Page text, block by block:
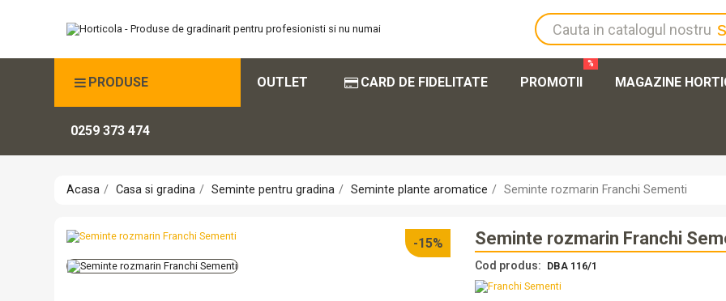
PRODUSE OUTLET CARD DE FIDELITATE PROMOTII
%
MAGAZINE
0259 373 474
Acasa Casa si gradina Seminte pentru gradina Seminte plante aromatice Seminte rozmarin Franchi Sementi
-15% Seminte rozmarin Franchi
Cod produs: DBA 116/1